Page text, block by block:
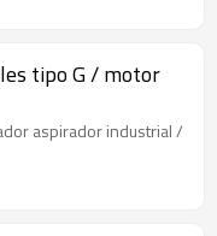
tipo G / motor
aspirador industrial /